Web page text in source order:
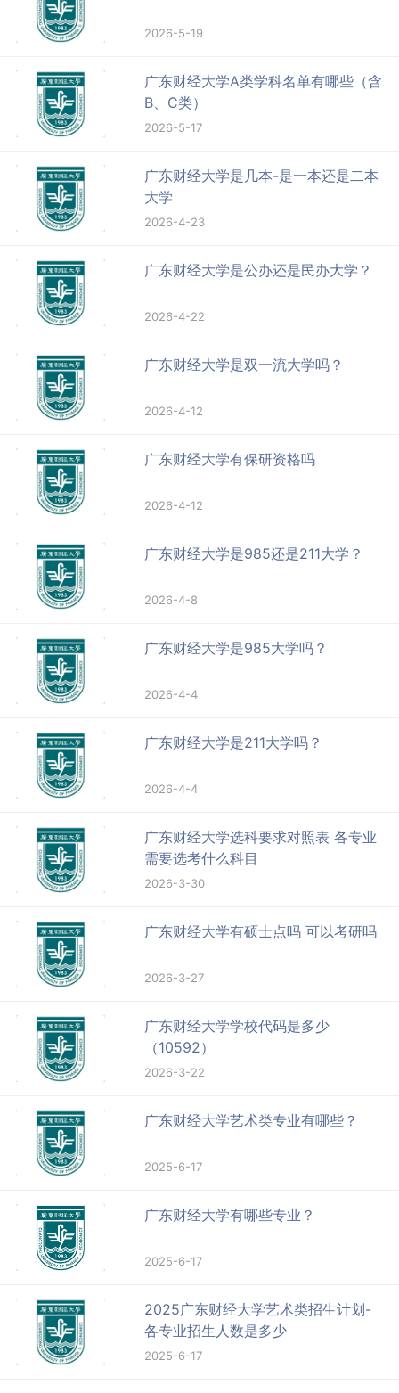
2026-5-19
广东财经大学A类学科名单有哪些（含
B、C类）
2026-5-17
广东财经大学是几本-是一本还是二本
大学
2026-4-23
广东财经大学是公办还是民办大学？
2026-4-22
广东财经大学是双一流大学吗？
2026-4-12
广东财经大学有保研资格吗
2026-4-12
广东财经大学是985还是211大学？
2026-4-8
广东财经大学是985大学吗？
2026-4-4
广东财经大学是211大学吗？
2026-4-4
广东财经大学选科要求对照表 各专业
需要选考什么科目
2026-3-30
广东财经大学有硕士点吗 可以考研吗
2026-3-27
广东财经大学学校代码是多少
（10592）
2026-3-22
广东财经大学艺术类专业有哪些？
2025-6-17
广东财经大学有哪些专业？
2025-6-17
2025广东财经大学艺术类招生计划-
各专业招生人数是多少
2025-6-17